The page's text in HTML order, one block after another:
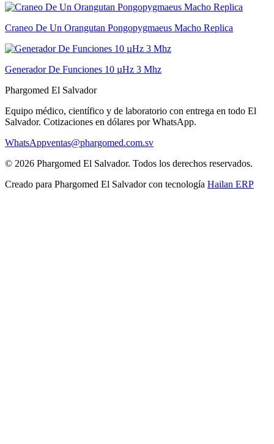
Craneo De Un Orangutan Pongopygmaeus Macho Replica
Generador De Funciones 10 µHz 3 Mhz
Phargomed El Salvador
Equipo médico, científico y de laboratorio con entrega en todo El
Salvador. Cotizaciones en dólares por WhatsApp.
WhatsAppventas@phargomed.com.sv
© 2026 Phargomed El Salvador. Todos los derechos reservados.
Creado para Phargomed El Salvadorcon tecnología Hailan ERP